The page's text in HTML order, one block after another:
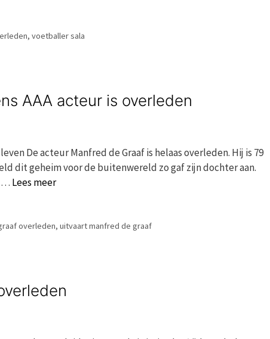
, voetballer sala
AAA acteur is overleden
De acteur Manfred de Graaf is helaas overleden. Hij is 79
dit geheim voor de buitenwereld zo gaf zijn dochter aan.
… Lees meer
overleden, uitvaart manfred de graaf